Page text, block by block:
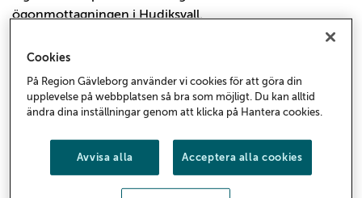
ögonmottagningen i Hudiksvall.
Vårt team består av medicinska sekreterare,
undersköterskor och ögonläkare samt två
vårdenhetschefer. Tillsammans arbetar vi för att ge våra
måndag till fredag och hos oss är det viktigt med en
förutsättningarna för att lyckas. Vill du veta mer? Hör av
Cookies
På Region Gävleborg använder vi cookies för att göra din
upplevelse på webbplatsen så bra som möjligt. Du kan alltid
ändra dina inställningar genom att klicka på Hantera cookies.
Avvisa alla Acceptera alla cookies